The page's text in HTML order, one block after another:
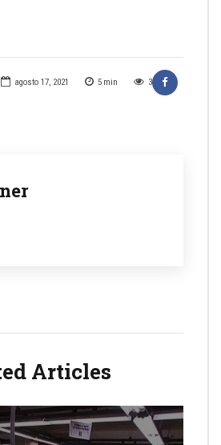
agosto 17, 2021 5 min 3
Articles